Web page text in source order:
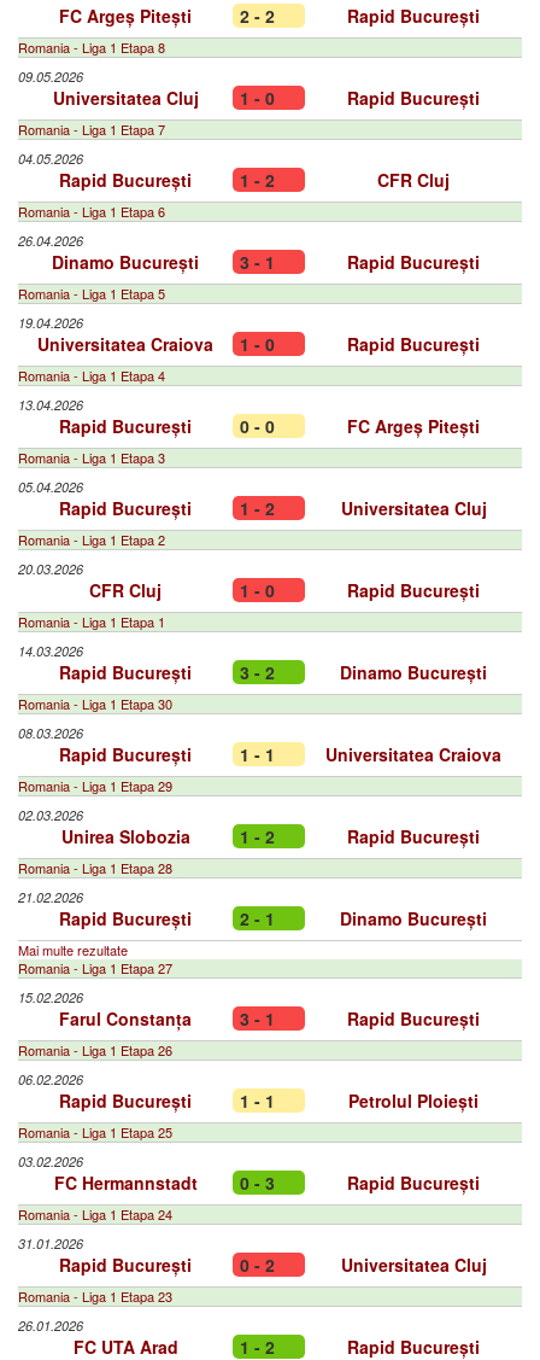
FC Argeș Pitești 2 - 2 Rapid București
Romania - Liga 1 Etapa 8
09.05.2026
Universitatea Cluj 1 - 0 Rapid București
Romania - Liga 1 Etapa 7
04.05.2026
Rapid București 1 - 2 CFR Cluj
Romania - Liga 1 Etapa 6
26.04.2026
Dinamo București 3 - 1 Rapid București
Romania - Liga 1 Etapa 5
19.04.2026
Universitatea Craiova 1 - 0 Rapid București
Romania - Liga 1 Etapa 4
13.04.2026
Rapid București 0 - 0 FC Argeș Pitești
Romania - Liga 1 Etapa 3
05.04.2026
Rapid București 1 - 2 Universitatea Cluj
Romania - Liga 1 Etapa 2
20.03.2026
CFR Cluj 1 - 0 Rapid București
Romania - Liga 1 Etapa 1
14.03.2026
Rapid București 3 - 2 Dinamo București
Romania - Liga 1 Etapa 30
08.03.2026
Rapid București 1 - 1 Universitatea Craiova
Romania - Liga 1 Etapa 29
02.03.2026
Unirea Slobozia 1 - 2 Rapid București
Romania - Liga 1 Etapa 28
21.02.2026
Rapid București 2 - 1 Dinamo București
Mai multe rezultate
Romania - Liga 1 Etapa 27
15.02.2026
Farul Constanța 3 - 1 Rapid București
Romania - Liga 1 Etapa 26
06.02.2026
Rapid București 1 - 1 Petrolul Ploiești
Romania - Liga 1 Etapa 25
03.02.2026
FC Hermannstadt 0 - 3 Rapid București
Romania - Liga 1 Etapa 24
31.01.2026
Rapid București 0 - 2 Universitatea Cluj
Romania - Liga 1 Etapa 23
26.01.2026
FC UTA Arad 1 - 2 Rapid București